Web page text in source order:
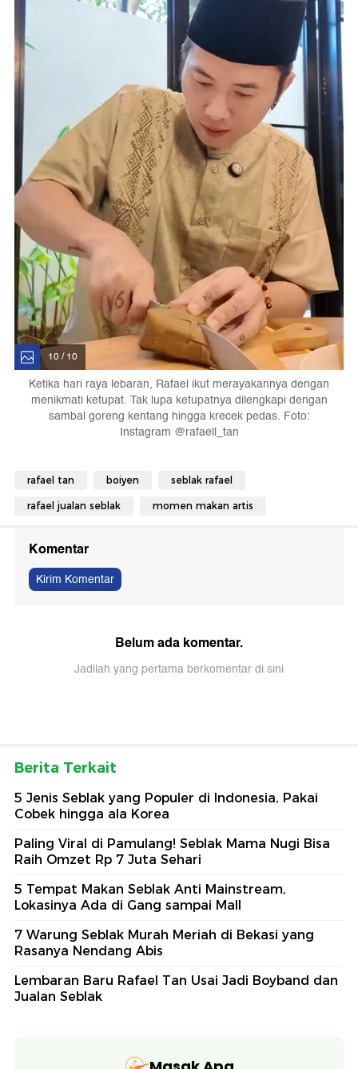
10 / 10
Ketika hari raya lebaran, Rafael ikut merayakannya dengan
menikmati ketupat. Tak lupa ketupatnya dilengkapi dengan
sambal goreng kentang hingga krecek pedas. Foto:
Instagram @rafaell_tan
rafael tan boiyen seblak rafael
rafael jualan seblak momen makan artis
Komentar
Kirim Komentar
Belum ada komentar.
Jadilah yang pertama berkomentar di sini
Berita Terkait
5 Jenis Seblak yang Populer di Indonesia, Pakai
Cobek hingga ala Korea
Paling Viral di Pamulang! Seblak Mama Nugi Bisa
Raih Omzet Rp 7 Juta Sehari
5 Tempat Makan Seblak Anti Mainstream,
Lokasinya Ada di Gang sampai Mall
7 Warung Seblak Murah Meriah di Bekasi yang
Rasanya Nendang Abis
Lembaran Baru Rafael Tan Usai Jadi Boyband dan
Jualan Seblak